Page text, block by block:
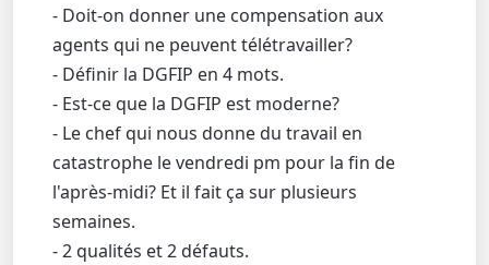
- Doit-on donner une compensation aux
agents qui ne peuvent télétravailler?
- Définir la DGFIP en 4 mots.
- Est-ce que la DGFIP est moderne?
- Le chef qui nous donne du travail en
catastrophe le vendredi pm pour la fin de
l'après-midi? Et il fait ça sur plusieurs
semaines.
- 2 qualités et 2 défauts.